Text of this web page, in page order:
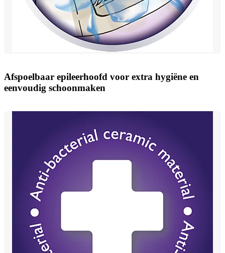
Afspoelbaar epileerhoofd voor extra hygiëne en
eenvoudig schoonmaken